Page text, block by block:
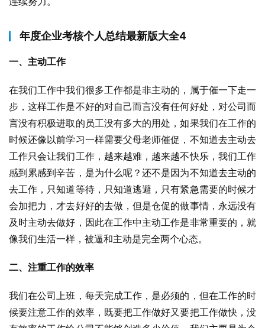
年度企业考核个人总结最新版大全4
一、主动工作
在我们工作中我们很多工作都是非主动的，属于催一下走一
步，这样工作是不好的对自己而言没有任何好处，对公司而
言没有积极进取的员工没有多大的用处，如果我们在工作的
时候还像以前学习一样需要父母老师催促，不知道去主动去
工作只会让我们工作，越来越难，越来越不快乐，我们工作
感到累感到辛苦，是为什么呢？还不是因为不知道去主动的
去工作，只知道等待，只知道逃避，只有紧急需要的时候才
会加把力，才去好好的去做，但是仓促的做事情，永远没有
及时主动去做好，因此在工作中主动工作是非常重要的，就
像我们生活一样，被逼和主动是完全两个心态。
二、注重工作的效率
我们在公司上班，每天完成工作，是必须的，但在工作的时
候要注意工作的效率，既要把工作做好又要把工作做快，没